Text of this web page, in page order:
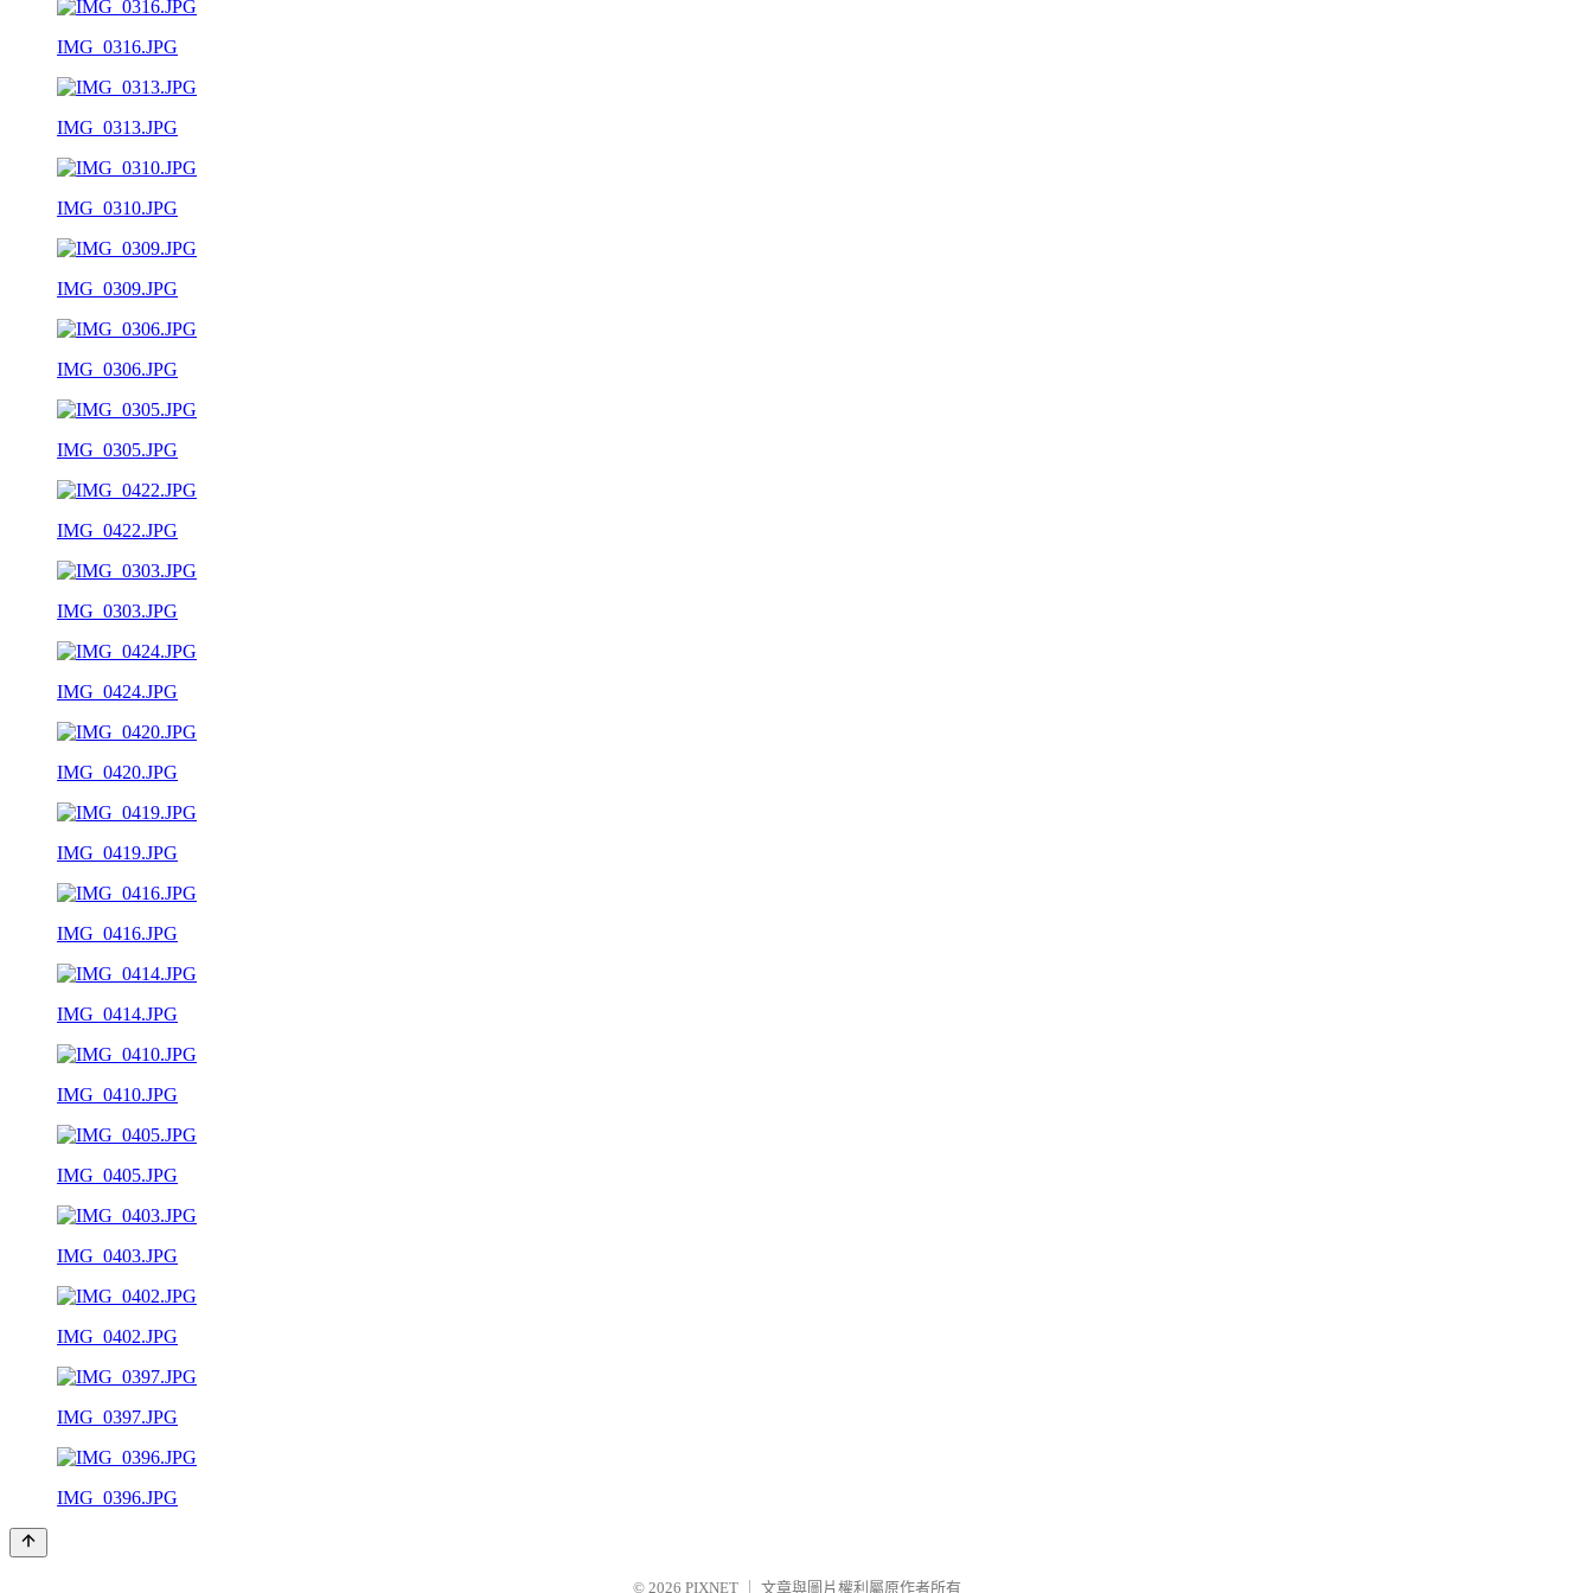
IMG_0316.JPG
IMG_0313.JPG
IMG_0310.JPG
IMG_0309.JPG
IMG_0306.JPG
IMG_0305.JPG
IMG_0422.JPG
IMG_0303.JPG
IMG_0424.JPG
IMG_0420.JPG
IMG_0419.JPG
IMG_0416.JPG
IMG_0414.JPG
IMG_0410.JPG
IMG_0405.JPG
IMG_0403.JPG
IMG_0402.JPG
IMG_0397.JPG
IMG_0396.JPG
© 2026 PIXNET 文章與圖片權利屬原作者所有